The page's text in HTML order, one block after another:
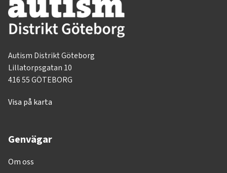
Autism Distrikt Göteborg
Lillatorpsgatan 10
416 55 GÖTEBORG
Visa på karta
Genvägar
Om oss